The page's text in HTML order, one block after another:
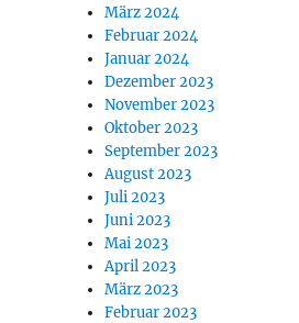
März 2024
Februar 2024
Januar 2024
Dezember 2023
November 2023
Oktober 2023
September 2023
August 2023
Juli 2023
Juni 2023
Mai 2023
April 2023
März 2023
Februar 2023